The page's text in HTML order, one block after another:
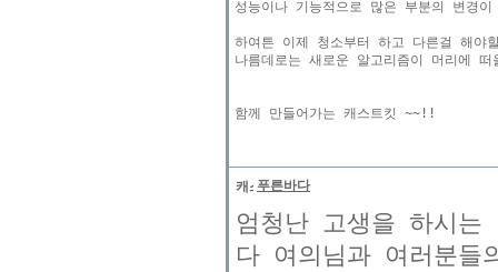
성능이나 기능적으로 많은 부분의 변경
하여튼 이제 청소부터 하고 다른걸 해야
나름데로는 새로운 알고리즘이 머리에
푸른바다
엄청난 고생을 하시는
다 여의님과 여러분